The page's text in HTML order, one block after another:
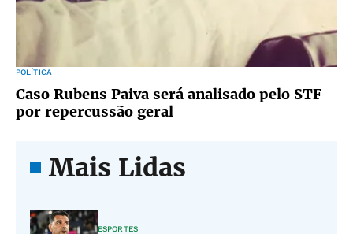
POLÍTICA
Caso Rubens Paiva será analisado pelo STF
por repercussão geral
Mais Lidas
ESPORTES